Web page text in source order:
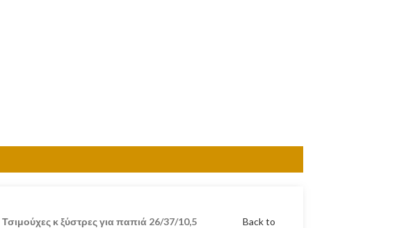
Τσιμούχες κ ξύστρες για παπιά 26/37/10,5
Back to